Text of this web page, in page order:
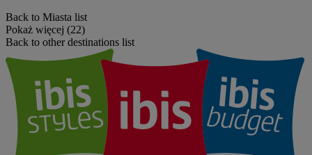
Back to Miasta list
Pokaż więcej (22)
Back to other destinations list